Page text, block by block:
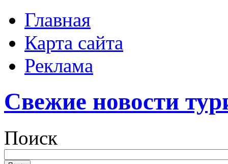
Главная
Карта сайта
Реклама
Свежие новости
Поиск